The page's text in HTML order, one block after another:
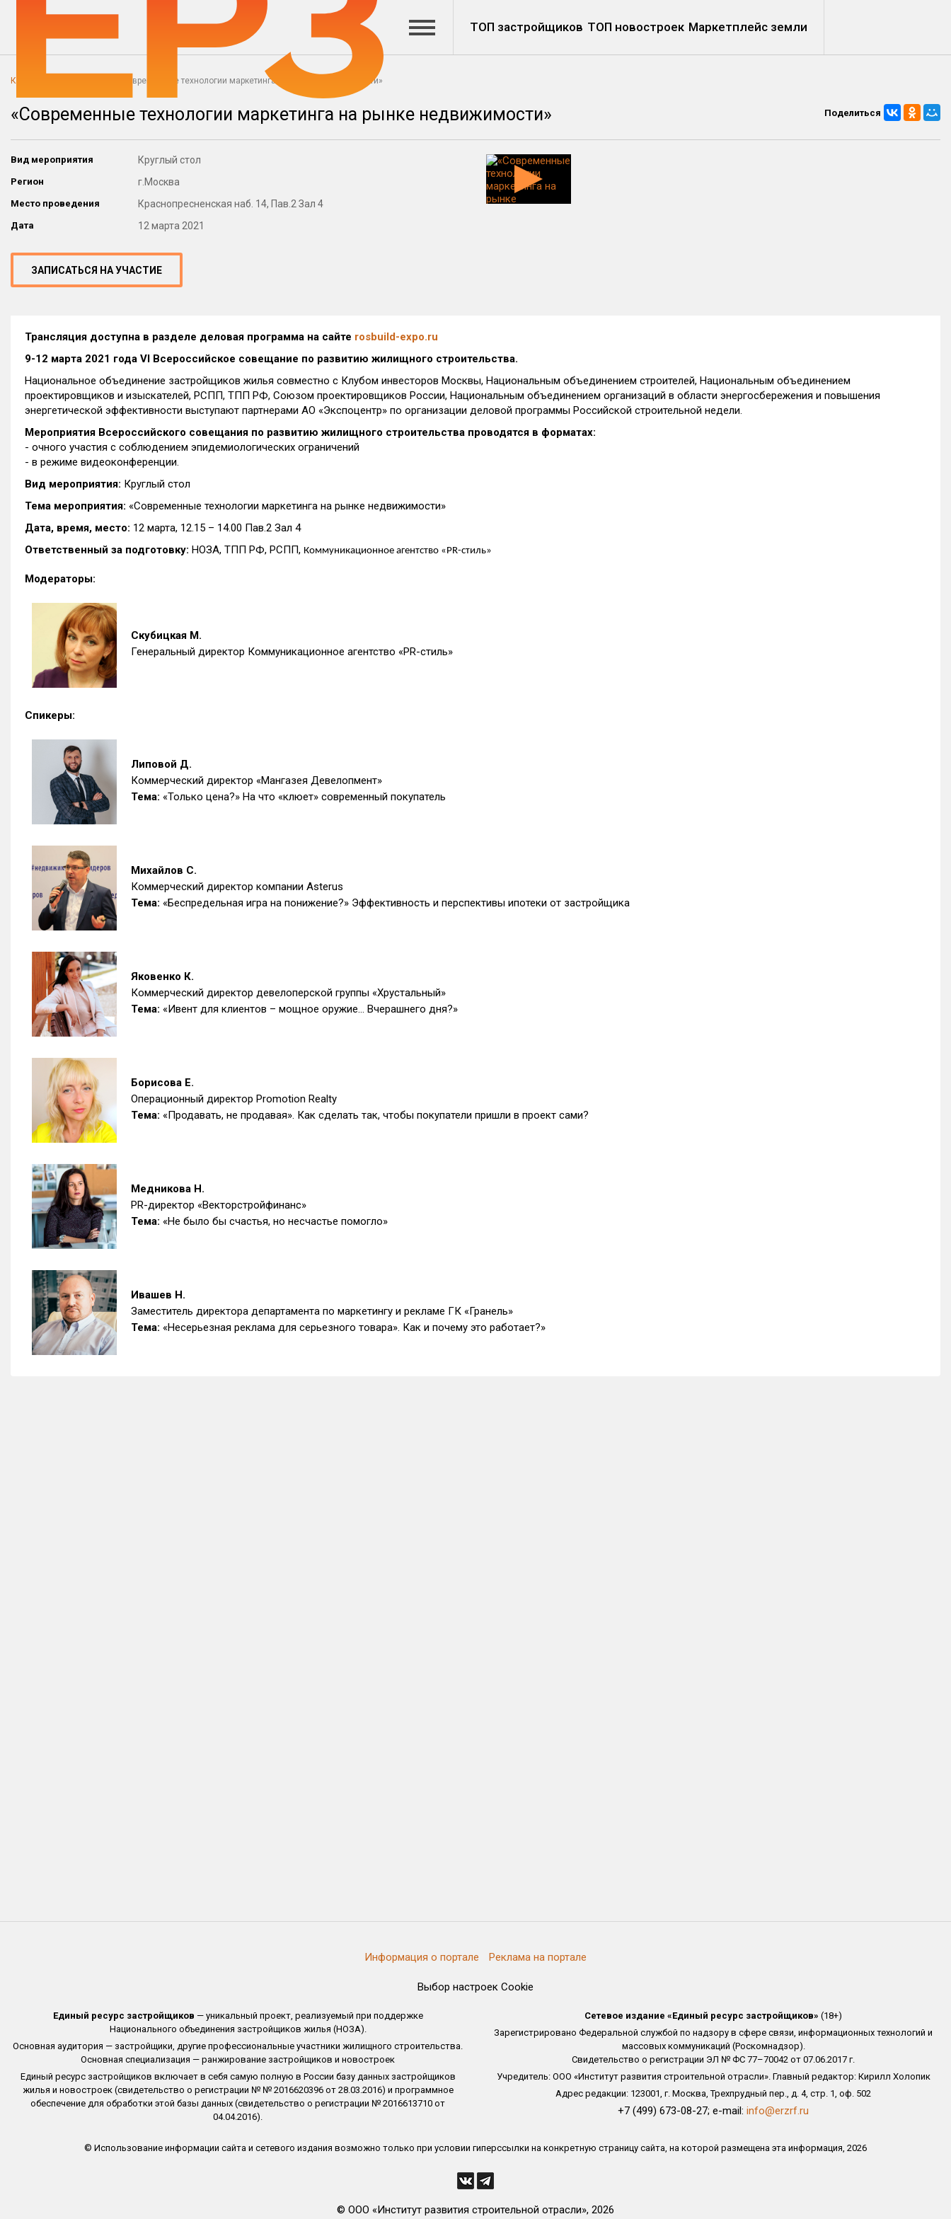
ТОП застройщиков ТОП новостроек Маркетплейс земли
Каталог мероприятий «Современные технологии маркетинга на рынке недвижимости»
Поделиться
«Современные технологии маркетинга на рынке недвижимости»
Вид мероприятия Круглый стол
Регион г.Москва
Место проведения Краснопресненская наб. 14, Пав.2 Зал 4
Дата 12 марта 2021
ЗАПИСАТЬСЯ НА УЧАСТИЕ
Трансляция доступна в разделе деловая программа на сайте rosbuild-expo.ru
9-12 марта 2021 года VI Всероссийское совещание по развитию жилищного строительства.
Национальное объединение застройщиков жилья совместно с Клубом инвесторов Москвы, Национальным объединением строителей, Национальным объединением
проектировщиков и изыскателей, РСПП, ТПП РФ, Союзом проектировщиков России, Национальным объединением организаций в области энергосбережения и повышения
энергетической эффективности выступают партнерами АО «Экспоцентр» по организации деловой программы Российской строительной недели.
Мероприятия Всероссийского совещания по развитию жилищного строительства проводятся в форматах:
- очного участия с соблюдением эпидемиологических ограничений
- в режиме видеоконференции.
Вид мероприятия: Круглый стол
Тема мероприятия: «Современные технологии маркетинга на рынке недвижимости»
Дата, время, место: 12 марта, 12.15 – 14.00 Пав.2 Зал 4
Ответственный за подготовку: НОЗА, ТПП РФ, РСПП, Коммуникационное агентство «PR-стиль»
Модераторы:
Скубицкая М.
Генеральный директор Коммуникационное агентство «PR-стиль»
Спикеры:
Липовой Д.
Коммерческий директор «Мангазея Девелопмент»
Тема: «Только цена?» На что «клюет» современный покупатель
Михайлов С.
Коммерческий директор компании Asterus
Тема: «Беспредельная игра на понижение?» Эффективность и перспективы ипотеки от застройщика
Яковенко К.
Коммерческий директор девелоперской группы «Хрустальный»
Тема: «Ивент для клиентов – мощное оружие… Вчерашнего дня?»
Борисова Е.
Операционный директор Promotion Realty
Тема: «Продавать, не продавая». Как сделать так, чтобы покупатели пришли в проект сами?
Медникова Н.
PR-директор «Векторстройфинанс»
Тема: «Не было бы счастья, но несчастье помогло»
Ивашев Н.
Заместитель директора департамента по маркетингу и рекламе ГК «Гранель»
Тема: «Несерьезная реклама для серьезного товара». Как и почему это работает?»
Информация о портале Реклама на портале
Выбор настроек Cookie
Единый ресурс застройщиков — уникальный проект, реализуемый при поддержке
Национального объединения застройщиков жилья (НОЗА).
Основная аудитория — застройщики, другие профессиональные участники жилищного строительства.
Основная специализация — ранжирование застройщиков и новостроек
Единый ресурс застройщиков включает в себя самую полную в России базу данных застройщиков
жилья и новостроек (свидетельство о регистрации № № 2016620396 от 28.03.2016) и программное
обеспечение для обработки этой базы данных (свидетельство о регистрации № 2016613710 от
04.04.2016).
Сетевое издание «Единый ресурс застройщиков» (18+)
Зарегистрировано Федеральной службой по надзору в сфере связи, информационных технологий и
массовых коммуникаций (Роскомнадзор).
Свидетельство о регистрации ЭЛ № ФС 77–70042 от 07.06.2017 г.
Учредитель: ООО «Институт развития строительной отрасли». Главный редактор: Кирилл Холопик
Адрес редакции: 123001, г. Москва, Трехпрудный пер., д. 4, стр. 1, оф. 502
+7 (499) 673-08-27; e-mail: info@erzrf.ru
© Использование информации сайта и сетевого издания возможно только при условии гиперссылки на конкретную страницу сайта, на которой размещена эта информация, 2026
© ООО «Институт развития строительной отрасли», 2026